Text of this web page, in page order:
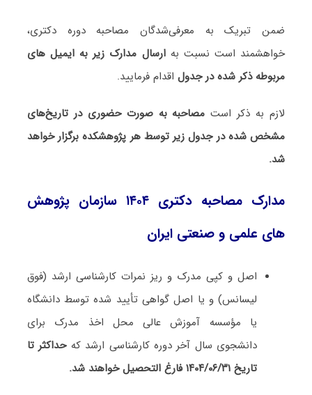
ضمن تبریک به معرفی‌شدگان مصاحبه دوره دکتری،
خواهشمند است نسبت بهارسال مدارک زیر به ایمیل های
مربوطه ذکر شده در جدول اقدام فرمایید.
لازم به ذکر است مصاحبه به صورت حضوری در تاریخ‌های
مشخص شده در جدول زیر توسط هر پژوهشکده برگزار خواهد
شد.
مدارک مصاحبه دکتری ۱۴۰۴ ﺳﺎزﻣﺎن ﭘﮋوﻫﺶ
ﻫﺎى ﻋﻠﻤﻰ و ﺻﻨﻌﺘﻰ اﯾﺮان
اصل و کپی مدرک و ریز نمرات کارشناسی ارشد (فوق
لیسانس) و یا اصل گواهی تأیید شده توسط دانشگاه
یا مؤسسه آموزش عالی محل اخذ مدرک برای
دانشجوی سال آخر دوره کارشناسی ارشد کهحداکثر تا
تاریخ ۱۴۰۴/۰۶/۳۱ فارغ التحصیل خواهند شد.